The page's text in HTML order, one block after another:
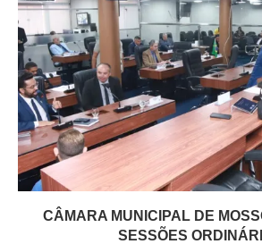
CÂMARA MUNICIPAL DE
SESSÕES